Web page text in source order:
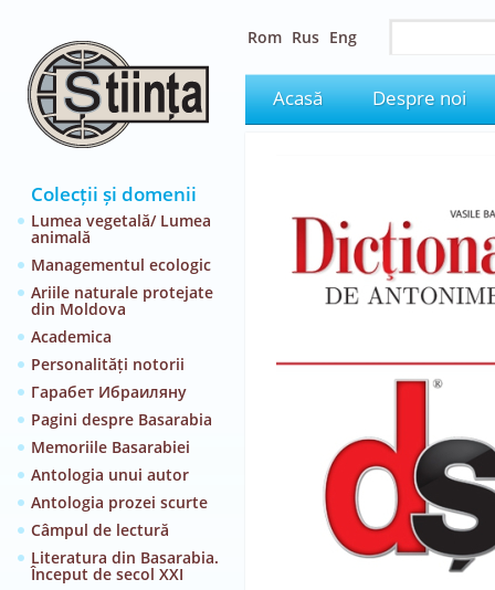
Colecții și domenii
Lumea vegetală/ Lumea
animală
Managementul ecologic
Ariile naturale protejate
din Moldova
Academica
Personalități notorii
Гарабет Ибраиляну
Pagini despre Basarabia
Memoriile Basarabiei
Antologia unui autor
Antologia prozei scurte
Câmpul de lectură
Literatura din Basarabia.
Început de secol XXI
Rom Rus Eng
Acasă Despre noi